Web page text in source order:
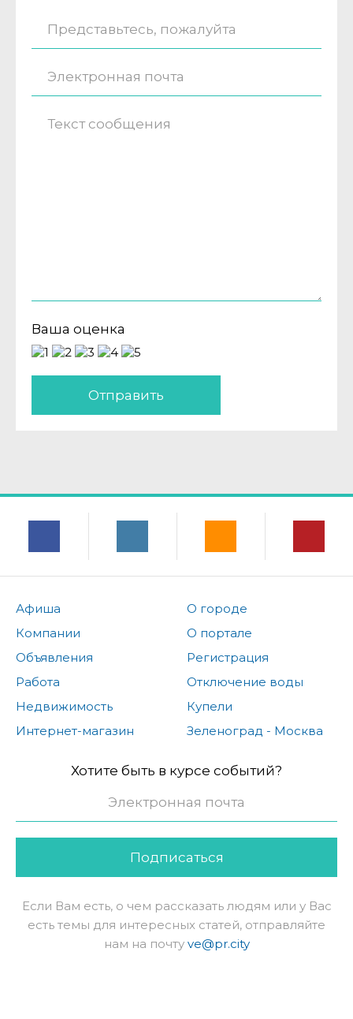
Ваша оценка
Отправить
Афиша
Компании
Объявления
Работа
Недвижимость
Интернет-магазин
О городе
О портале
Регистрация
Отключение воды
Купели
Зеленоград - Москва
Хотите быть в курсе событий?
Подписаться
Если Вам есть, о чем рассказать людям или у Вас
есть темы для интересных статей, отправляйте
нам на почту ve@pr.city